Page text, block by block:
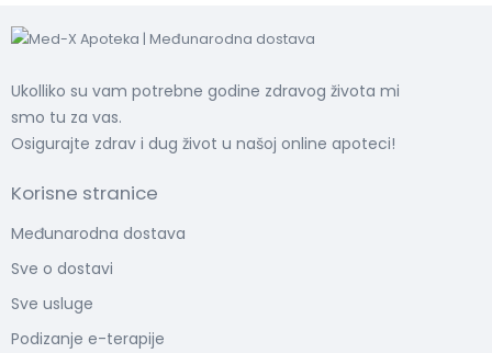
Ukolliko su vam potrebne godine zdravog života mi
smo tu za vas.
Osigurajte zdrav i dug život u našoj online apoteci!
Korisne stranice
Međunarodna dostava
Sve o dostavi
Sve usluge
Podizanje e-terapije